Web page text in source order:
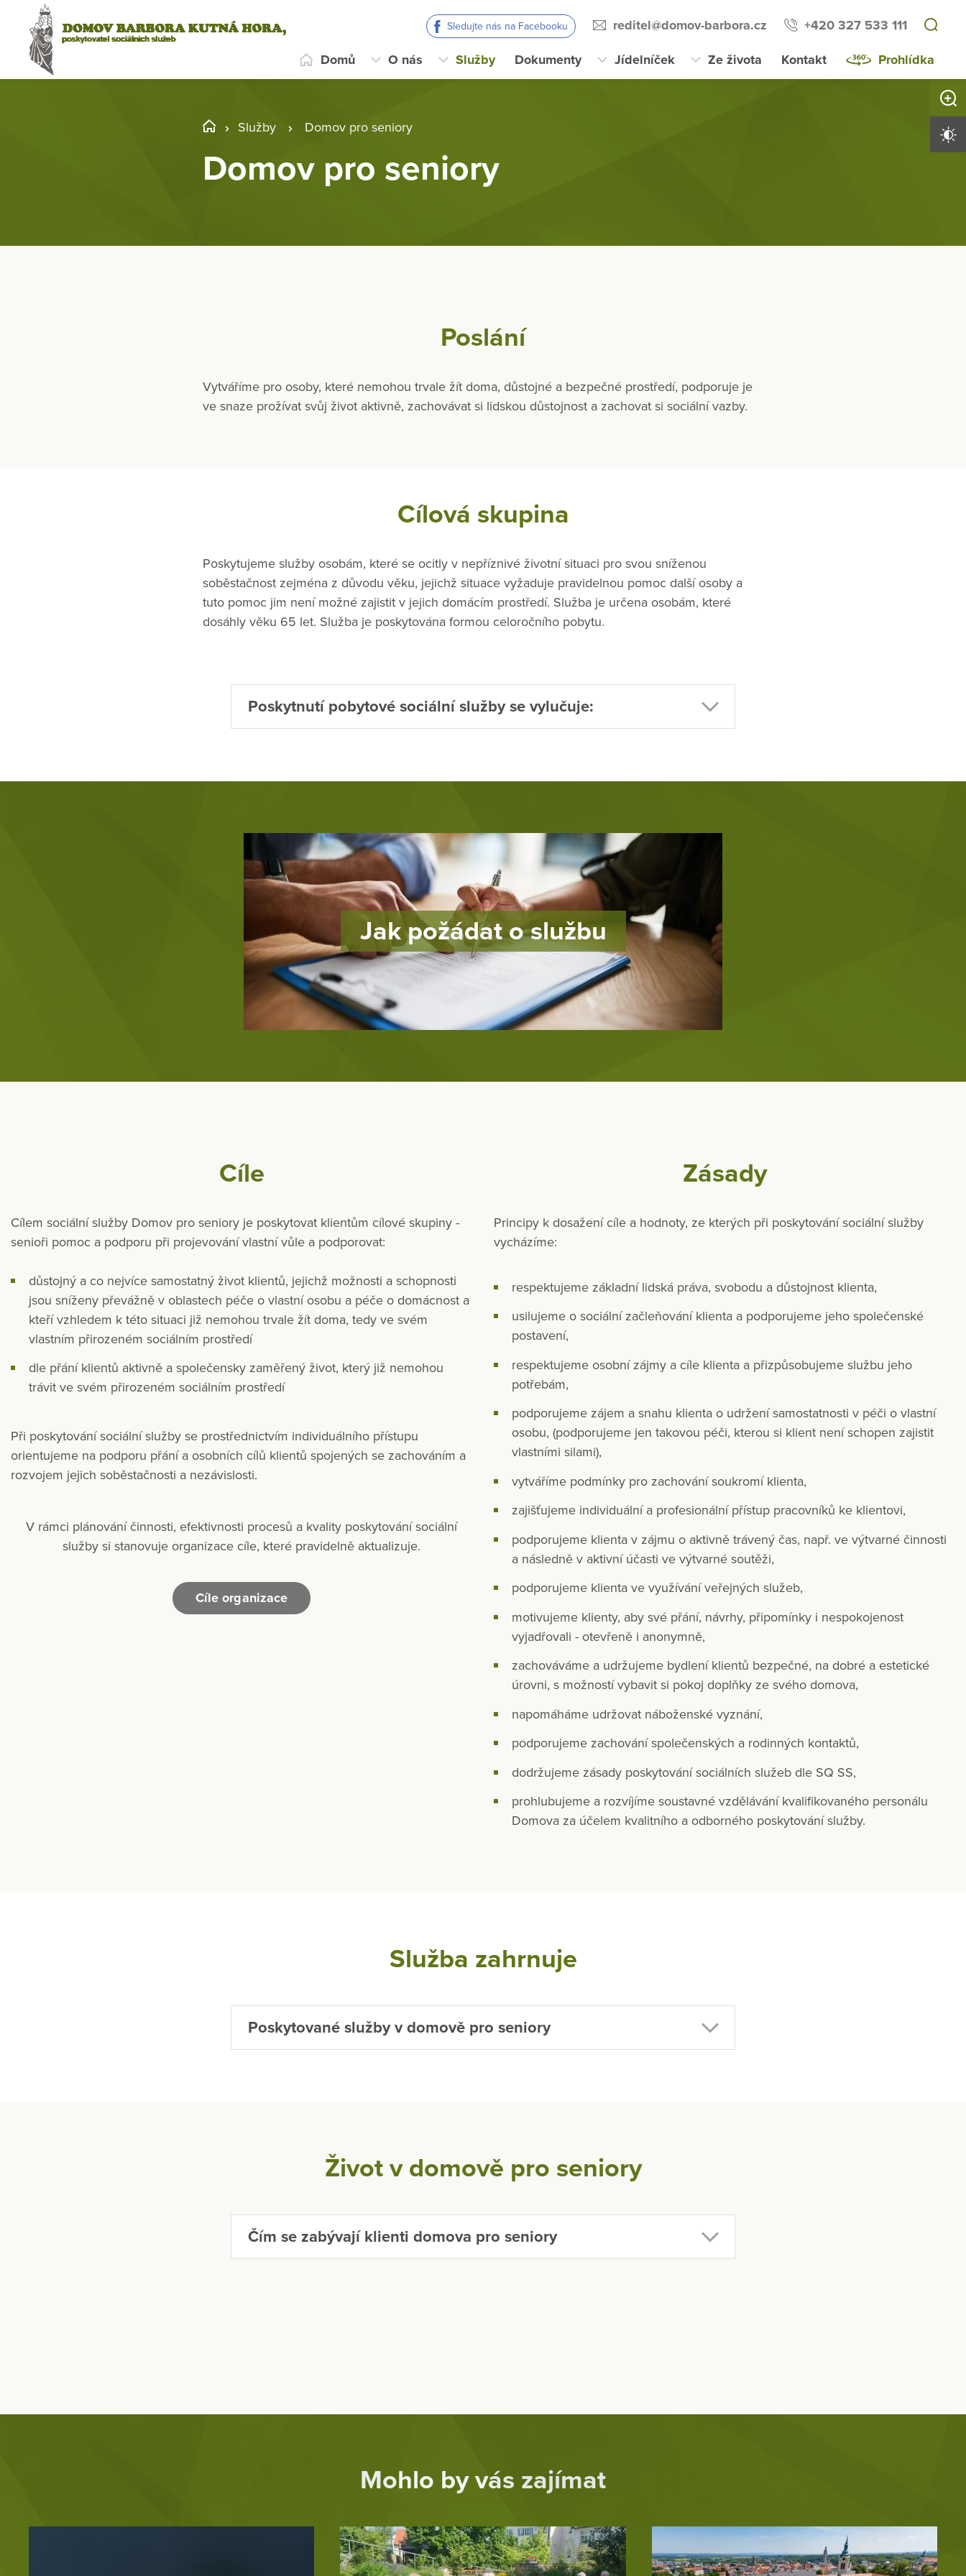
Sledujte nás na Facebooku reditel@domov-barbora.cz +420 327 533 111
Domů O nás Služby Dokumenty Jídelníček Ze života Kontakt Prohlídka
Služby Domov pro seniory
Domov pro seniory
Poslání
Vytváříme pro osoby, které nemohou trvale žít doma, důstojné a bezpečné prostředí, podporuje je
ve snaze prožívat svůj život aktivně, zachovávat si lidskou důstojnost a zachovat si sociální vazby.
Cílová skupina
Poskytujeme služby osobám, které se ocitly v nepříznivé životní situaci pro svou sníženou
soběstačnost zejména z důvodu věku, jejichž situace vyžaduje pravidelnou pomoc další osoby a
tuto pomoc jim není možné zajistit v jejich domácím prostředí. Služba je určena osobám, které
dosáhly věku 65 let. Služba je poskytována formou celoročního pobytu.
Poskytnutí pobytové sociální služby se vylučuje:
Jak požádat o službu
Cíle
Cílem sociální služby Domov pro seniory je poskytovat klientům cílové skupiny -
senioři pomoc a podporu při projevování vlastní vůle a podporovat:
důstojný a co nejvíce samostatný život klientů, jejichž možnosti a schopnosti
jsou sníženy převážně v oblastech péče o vlastní osobu a péče o domácnost a
kteří vzhledem k této situaci již nemohou trvale žít doma, tedy ve svém
vlastním přirozeném sociálním prostředí
dle přání klientů aktivně a společensky zaměřený život, který již nemohou
trávit ve svém přirozeném sociálním prostředí
Při poskytování sociální služby se prostřednictvím individuálního přístupu
orientujeme na podporu přání a osobních cílů klientů spojených se zachováním a
rozvojem jejich soběstačnosti a nezávislosti.
V rámci plánování činnosti, efektivnosti procesů a kvality poskytování sociální
služby si stanovuje organizace cíle, které pravidelně aktualizuje.
Cíle organizace
Zásady
Principy k dosažení cíle a hodnoty, ze kterých při poskytování sociální služby
vycházíme:
respektujeme základní lidská práva, svobodu a důstojnost klienta,
usilujeme o sociální začleňování klienta a podporujeme jeho společenské
postavení,
respektujeme osobní zájmy a cíle klienta a přizpůsobujeme službu jeho
potřebám,
podporujeme zájem a snahu klienta o udržení samostatnosti v péči o vlastní
osobu, (podporujeme jen takovou péči, kterou si klient není schopen zajistit
vlastními silami),
vytváříme podmínky pro zachování soukromí klienta,
zajišťujeme individuální a profesionální přístup pracovníků ke klientovi,
podporujeme klienta v zájmu o aktivně trávený čas, např. ve výtvarné činnosti
a následně v aktivní účasti ve výtvarné soutěži,
podporujeme klienta ve využívání veřejných služeb,
motivujeme klienty, aby své přání, návrhy, připomínky i nespokojenost
vyjadřovali - otevřeně i anonymně,
zachováváme a udržujeme bydlení klientů bezpečné, na dobré a estetické
úrovni, s možností vybavit si pokoj doplňky ze svého domova,
napomáháme udržovat náboženské vyznání,
podporujeme zachování společenských a rodinných kontaktů,
dodržujeme zásady poskytování sociálních služeb dle SQ SS,
prohlubujeme a rozvíjíme soustavné vzdělávání kvalifikovaného personálu
Domova za účelem kvalitního a odborného poskytování služby.
Služba zahrnuje
Poskytované služby v domově pro seniory
Život v domově pro seniory
Čím se zabývají klienti domova pro seniory
Mohlo by vás zajímat